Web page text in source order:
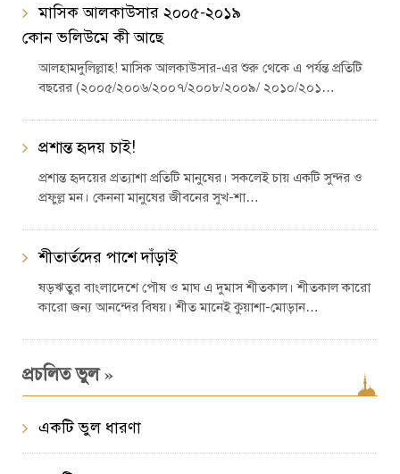
মাসিক আলকাউসার ২০০৫-২০১৯
কোন ভলিউমে কী আছে
আলহামদুলিল্লাহ! মাসিক আলকাউসার-এর শুরু থেকে এ পর্যন্ত প্রতিটি
বছরের (২০০৫/২০০৬/২০০৭/২০০৮/২০০৯/ ২০১০/২০১…
প্রশান্ত হৃদয় চাই!
প্রশান্ত হৃদয়ের প্রত্যাশা প্রতিটি মানুষের। সকলেই চায় একটি সুন্দর ও
প্রফুল্ল মন। কেননা মানুষের জীবনের সুখ-শা…
শীতার্তদের পাশে দাঁড়াই
ষড়ঋতুর বাংলাদেশে পৌষ ও মাঘ এ দুমাস শীতকাল। শীতকাল কারো
কারো জন্য আনন্দের বিষয়। শীত মানেই কুয়াশা-মোড়ান…
প্রচলিত ভুল»
একটি ভুল ধারণা